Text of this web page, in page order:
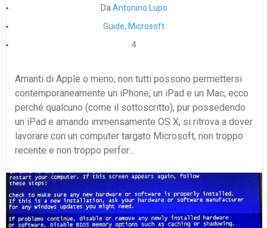
Da Antonino Lupo
Guide,Microsoft
4
Amanti di Apple o meno, non tutti possono permettersi
contemporaneamente un iPhone, un iPad e un Mac; ecco
perché qualcuno (come il sottoscritto), pur possedendo
un iPad e amando immensamente OS X, si ritrova a dover
lavorare con un computer targato Microsoft, non troppo
recente e non troppo perfor...